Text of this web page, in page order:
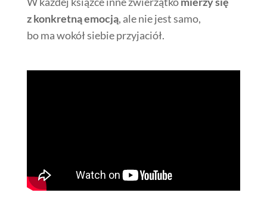
z konkretną emocją, ale nie jest samo,
bo ma wokół siebie przyjaciół.